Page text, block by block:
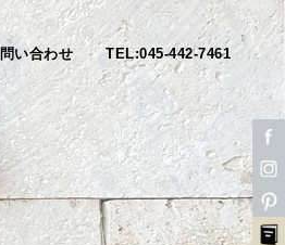
い合わせ TEL:045-442-7461